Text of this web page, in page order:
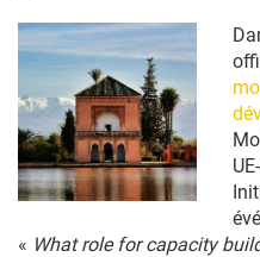
« What role for capacity